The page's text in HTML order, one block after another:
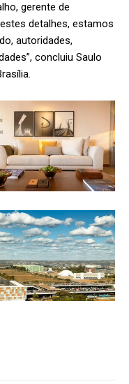
gerente de
detalhes, estamos
autoridades,
concluiu Saulo